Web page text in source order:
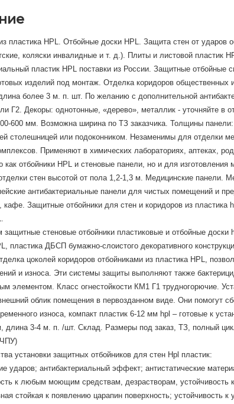
пластика HPL. Отбойные доски HPL. Защита стен от
коляски инвалидные и т. д.). Плиты и листовой пластик
пластик HPL поставки из России. Защитные отбойные
изделий под монтаж. Отделка коридоров
более 3 м. п. шт. По желанию с дополнительной
Г2. Декоры: однотонные, «дерево», металлик - уточняйте в
600 мм. Возможна ширина по ТЗ заказчика. Толщины
столешницей или подоконником. Незаменимы для отделки
Применяют в химических лабораториях, аптеках,
как отбойники HPL и стеновые панели, но и для
стен высотой от пола 1,2-1,3 м. Медицинские панели.
антибактериальные панели для чистых помещений и
кафе. Защитные отбойники для стен и коридоров из пластика
защитные стеновые отбойники пластиковые и отбойные доски
пластика ДБСП бумажно-слоистого декоративного
цоколей коридоров отбойниками из пластика HPL,
и износа. Эти системы защиты выполняют также
элементом. Класс огнестойкости КМ1 Г1 трудногорючие.
облик помещения в первозданном виде. Они помогут
износа, компакт пластик 6-12 мм hpl – готовые к
длина 3-4 м. п. /шт. Склад. Размеры под заказ, ТЗ, полный
установки защитных отбойников для стен Hpl пластик:
ударов; антибактериальный эффект; антистатические
к любым моющим средствам, дезрастворам,
стойкая к появлению царапин поверхность; устойчивость к